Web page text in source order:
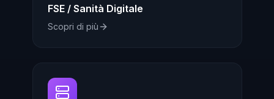
FSE / Sanità Digitale
Scopri di più